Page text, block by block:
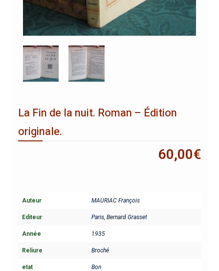
La Fin de la nuit. Roman – Édition
originale.
60,00€
Auteur MAURIAC François
Editeur Paris, Bernard Grasset
Année 1935
Reliure Broché
etat Bon